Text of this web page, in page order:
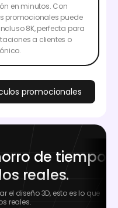
en minutos. Con
promocionales puede
8K, perfecta para
a clientes o
promocionales
de tiempo
reales.
el diseño 3D, esto es lo que
reales.